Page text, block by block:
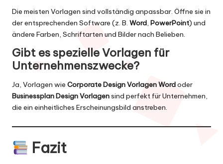
Die meisten Vorlagen sind vollständig anpassbar. Öffne sie in
der entsprechenden Software (z. B. Word, PowerPoint) und
ändere Farben, Schriftarten und Bilder nach Belieben.
Gibt es spezielle Vorlagen für
Unternehmenszwecke?
Ja, Vorlagen wie Corporate Design Vorlagen Wordoder
Businessplan Design Vorlagensind perfekt für Unternehmen,
die ein einheitliches Erscheinungsbild anstreben.
Fazit